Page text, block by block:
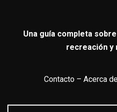
Una guía completa
recreación y
Contacto– Acerca